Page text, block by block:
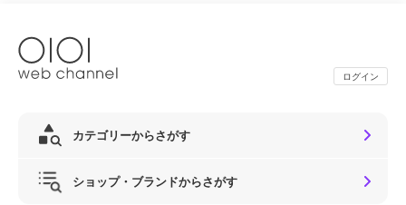
ログイン
カテゴリーからさがす
ショップ・ブランドからさがす